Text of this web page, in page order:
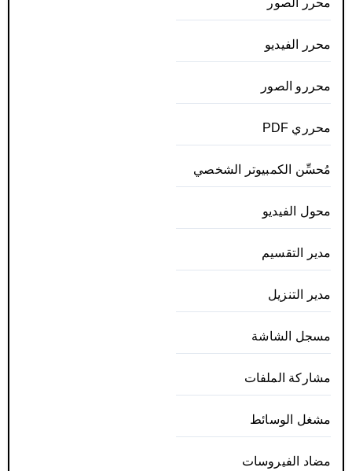
محرر الصور
محرر الفيديو
محررو الصور
محرري PDF
مُحسِّن الكمبيوتر الشخصي
محول الفيديو
مدير التقسيم
مدير التنزيل
مسجل الشاشة
مشاركة الملفات
مشغل الوسائط
مضاد الفيروسات